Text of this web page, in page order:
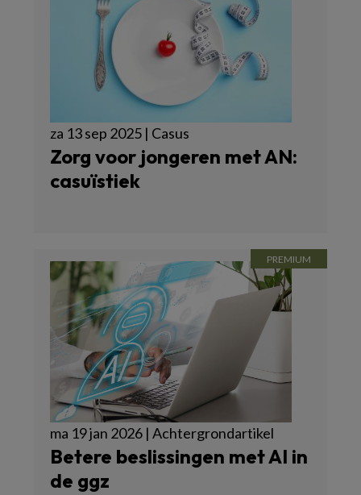
za 13 sep 2025 | Casus
Zorg voor jongeren met AN:
casuïstiek
ma 19 jan 2026 | Achtergrondartikel
Betere beslissingen met AI in
de ggz